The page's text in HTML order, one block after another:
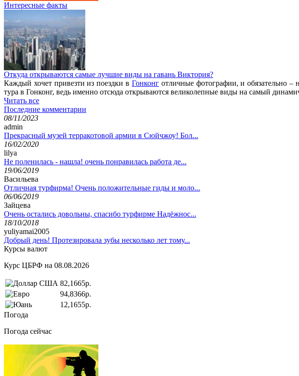
Интересные факты
Откуда открываются самые лучшие виды на гавань Виктория?
Каждый хочет привезти из поездки в Гонконготличные фотографии, и обязательно –
тура в Гонконг, ведь именно отсюда открываются великолепные виды на самый
Читать все
Последние комментарии
08/11/2023
admin
Прекрасный музей терракотовой армии в Сюйчжоу! Бол...
16/02/2020
lilya
Не поленилась - нашла! очень понравилась работа де...
19/06/2019
Васильева
Отличная турфирма! Очень положительные гиды и моло...
06/06/2019
Зайцева
Очень остались довольны, спасибо турфирме Надёжнос...
18/10/2018
yuliyamai2005
Добрый день! Протезировала зубы несколько лет тому...
Курсы валют
Курс ЦБРФ на 08.08.2026
82,1665р.
94,8366р.
12,1655р.
Погода
Погода сейчас